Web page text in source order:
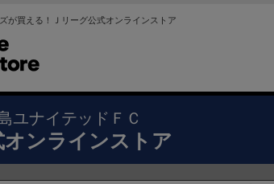
が買える！Ｊリーグ公式オンラインストア
ユナイテッドＦＣ
オンラインストア